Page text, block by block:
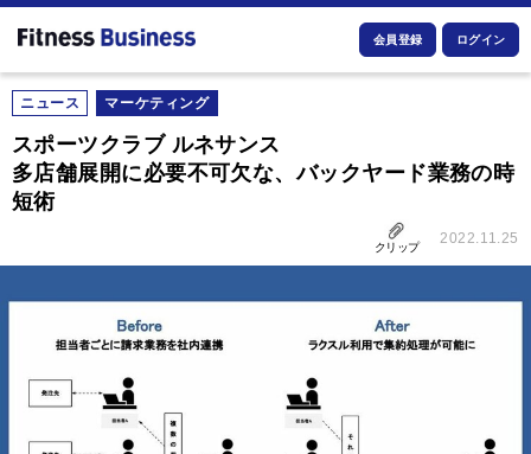
会員登録 ログイン
ニュース マーケティング
スポーツクラブ ルネサンス
多店舗展開に必要不可欠な、バックヤード業務の時
短術
クリップ
2022.11.25